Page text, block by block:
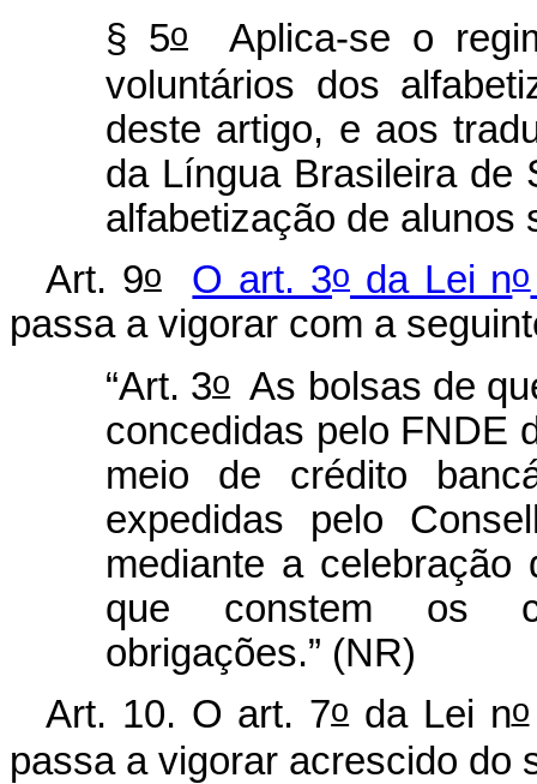
§ 5o
Aplica-se o
voluntários dos
deste artigo, e aos
da Língua Brasileira de
alfabetização de alunos
Art. 9o O art. 3o da Lei no
passa a vigorar com a
“Art. 3oAs bolsas de
concedidas pelo FNDE
meio de crédito
expedidas pelo
mediante a
que constem os
obrigações.” (NR)
Art. 10. O art. 7oda Lei no
passa a vigorar acrescido do